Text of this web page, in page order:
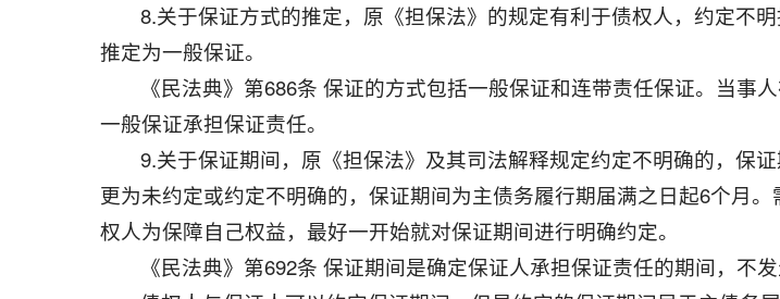
8.关于保证方式的推定，原《担保法》的规定有利于债权人，约定不
推定为一般保证。
《民法典》第686条 保证的方式包括一般保证和连带责任保证。当
一般保证承担保证责任。
9.关于保证期间，原《担保法》及其司法解释规定约定不明确的，保
更为未约定或约定不明确的，保证期间为主债务履行期届满之日起6个月
权人为保障自己权益，最好一开始就对保证期间进行明确约定。
《民法典》第692条 保证期间是确定保证人承担保证责任的期间，不